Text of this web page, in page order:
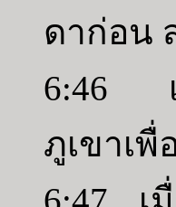
ดาก่อน
6:46 เ
ภูเขาเ